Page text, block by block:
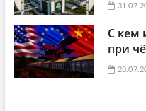
С кем
при